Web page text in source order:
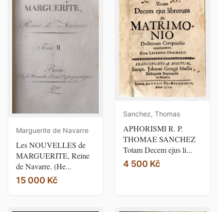
Marguerite de Navarre
Les NOUVELLES de
MARGUERITE, Reine
de Navarre. (He...
15 000 Kč
Sanchez, Thomas
APHORISMI R. P.
THOMAE SANCHEZ
Totam Decem ejus li...
4 500 Kč